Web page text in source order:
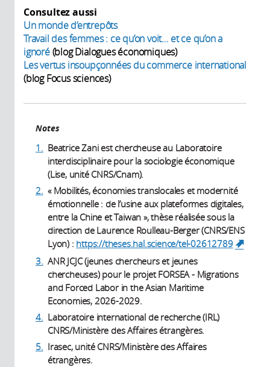
Consultez aussi
Un monde d’entrepôts
Travail des femmes : ce qu’on voit… et ce qu’on a
ignoré(blog Dialogues économiques)
Les vertus insoupçonnées du commerce international
(blog Focus sciences)
Notes
1. Beatrice Zani est chercheuse au Laboratoire
interdisciplinaire pour la sociologie économique
(Lise, unité CNRS/Cnam).
2. « Mobilités, économies translocales et modernité
émotionnelle : de l’usine aux plateformes digitales,
entre la Chine et Taiwan », thèse réalisée sous la
direction de Laurence Roulleau-Berger (CNRS/ENS
Lyon) : https://theses.hal.science/tel-02612789
(link
3. ANR JCJC (jeunes chercheurs et jeunes
chercheuses) pour le projet FORSEA - Migrations
and Forced Labor in the Asian Maritime
Economies, 2026-2029.
4. Laboratoire international de recherche (IRL)
CNRS/Ministère des Affaires étrangères.
5. Irasec, unité CNRS/Ministère des Affaires
étrangères.